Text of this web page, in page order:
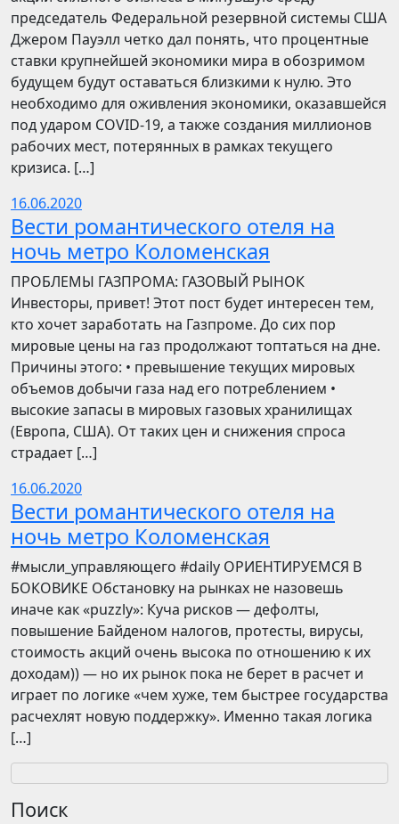
председатель Федеральной резервной системы США
Джером Пауэлл четко дал понять, что процентные
ставки крупнейшей экономики мира в обозримом
будущем будут оставаться близкими к нулю. Это
необходимо для оживления экономики, оказавшейся
под ударом COVID-19, а также создания миллионов
рабочих мест, потерянных в рамках текущего
кризиса. […]
16.06.2020
Вести романтического отеля на
ночь метро Коломенская
ПРОБЛЕМЫ ГАЗПРОМА: ГАЗОВЫЙ РЫНОК
Инвесторы, привет! Этот пост будет интересен тем,
кто хочет заработать на Газпроме. До сих пор
мировые цены на газ продолжают топтаться на дне.
Причины этого: • превышение текущих мировых
объемов добычи газа над его потреблением •
высокие запасы в мировых газовых хранилищах
(Европа, США). От таких цен и снижения спроса
страдает […]
16.06.2020
Вести романтического отеля на
ночь метро Коломенская
​​#мысли_управляющего #daily ОРИЕНТИРУЕМСЯ В
БОКОВИКЕ Обстановку на рынках не назовешь
иначе как «puzzly»: Куча рисков — дефолты,
повышение Байденом налогов, протесты, вирусы,
стоимость акций очень высока по отношению к их
доходам)) — но их рынок пока не берет в расчет и
играет по логике «чем хуже, тем быстрее государства
расчехлят новую поддержку». Именно такая логика
[…]
Поиск